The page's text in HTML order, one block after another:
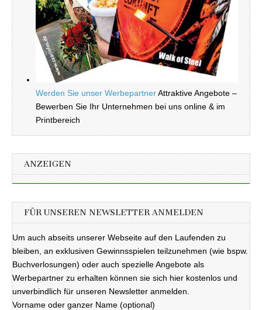
Werden Sie unser WerbepartnerAttraktive Angebote –
Bewerben Sie Ihr Unternehmen bei uns online & im
Printbereich
ANZEIGEN
FÜR UNSEREN NEWSLETTER ANMELDEN
Um auch abseits unserer Webseite auf den Laufenden zu
bleiben, an exklusiven Gewinnsspielen teilzunehmen (wie bspw.
Buchverlosungen) oder auch spezielle Angebote als
Werbepartner zu erhalten können sie sich hier kostenlos und
unverbindlich für unseren Newsletter anmelden.
Vorname oder ganzer Name (optional)